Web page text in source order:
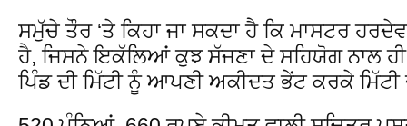
ਸਮੁੱਚੇ ਤੌਰ ‘ਤੇ ਕਿਹਾ ਜਾ ਸਕਦਾ ਹੈ ਕਿ ਮਾਸਟਰ
ਹੈ, ਜਿਸਨੇ ਇਕੱਲਿਆਂ ਕੁਝ ਸੱਜਣਾ ਦੇ ਸਹਿਯੋਗ ਨਾਲ
ਪਿੰਡ ਦੀ ਮਿੱਟੀ ਨੂੰ ਆਪਣੀ ਅਕੀਦਤ ਭੇਂਟ ਕਰਕੇ